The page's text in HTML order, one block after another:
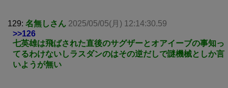
129: 名無しさん 2025/05/05(月) 12:14:30.59
>>126
七英雄は飛ばされた直後のサグザーとオアイーブの事知っ
てるわけないしラスダンのはその逆だしで謎機械としか言
いようが無い